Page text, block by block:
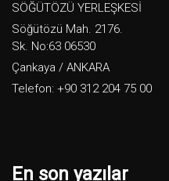
SÖĞÜTÖZÜ YERLEŞKESİ
Söğütözü Mah. 2176.
Sk. No:63 06530
Çankaya / ANKARA
Telefon: +90 312 204 75 00
En son yazılar